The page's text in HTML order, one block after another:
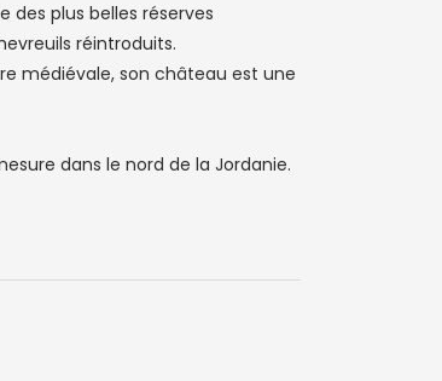
plus belles réserves
réintroduits.
médiévale, son château est une
dans le nord de la Jordanie.